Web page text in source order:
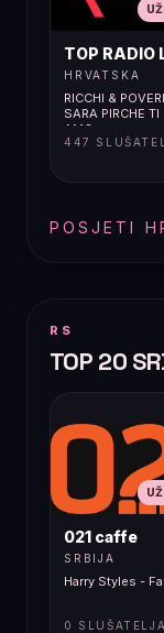
TOP RADIO
HRVATSKA
RICCHI &
SARA PIRCHE TI
AMO
447
POSJETI
RS
TOP 20
021 caffe
SRBIJA
Harry Styles -
0 SLUŠATELJA